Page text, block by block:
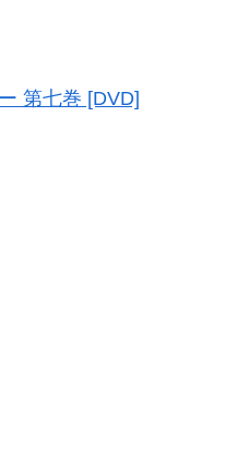
第七巻 [DVD]